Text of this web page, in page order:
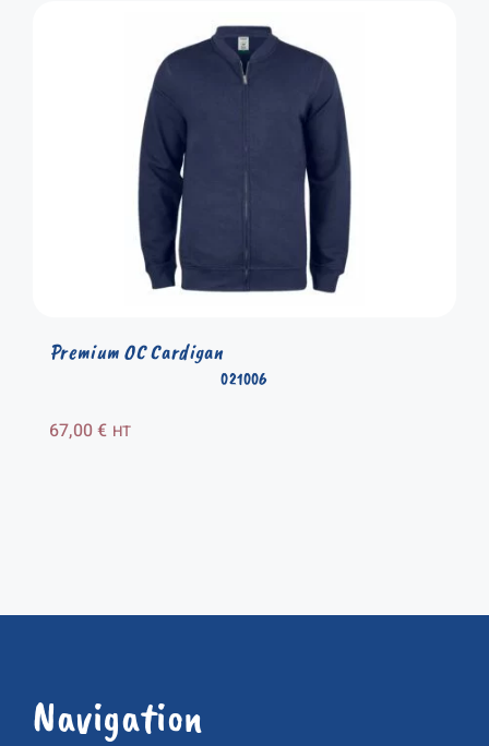
021006
Premium OC Cardigan
67,00€ HT
Navigation